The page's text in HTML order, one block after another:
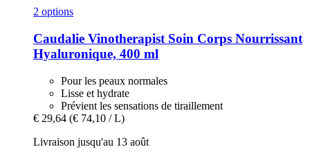
2 options
Caudalie Vinotherapist Soin Corps Nourrissant
Hyaluronique, 400 ml
Pour les peaux normales
Lisse et hydrate
Prévient les sensations de tiraillement
€ 29,64 (€ 74,10 / L)
Livraison jusqu'au 13 août